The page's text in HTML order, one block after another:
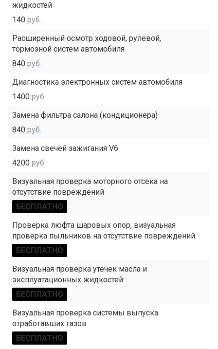
жидкостей
140 руб.
Расширенный осмотр ходовой, рулевой,
тормозной систем автомобиля
840 руб.
Диагностика электронных систем автомобиля
1400 руб.
Замена фильтра салона (кондиционера)
840 руб.
Замена свечей зажигания V6
4200 руб.
Визуальная проверка моторного отсека на
отсутствие повреждений
БЕСПЛАТНО
Проверка люфта шаровых опор, визуальная
проверка пыльников на отсутствие повреждений
БЕСПЛАТНО
Визуальная проверка утечек масла и
эксплуатационных жидкостей
БЕСПЛАТНО
Визуальная проверка системы выпуска
отработавших газов
БЕСПЛАТНО